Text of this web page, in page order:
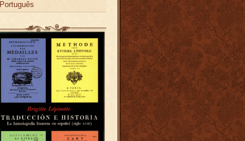
Português